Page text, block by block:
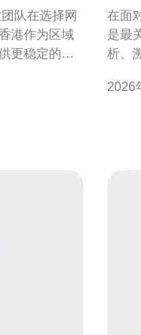
港作为区域
更稳定的连
在面
是最
析、
务器的日志体
2026